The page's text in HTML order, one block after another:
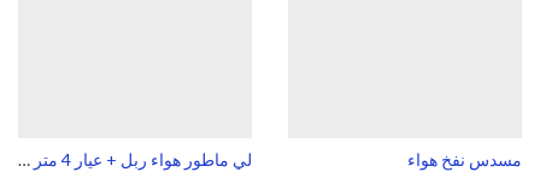
مسدس نفخ هواء لي ماطور هواء ربل + عيار 4 متر ماركة سفاري